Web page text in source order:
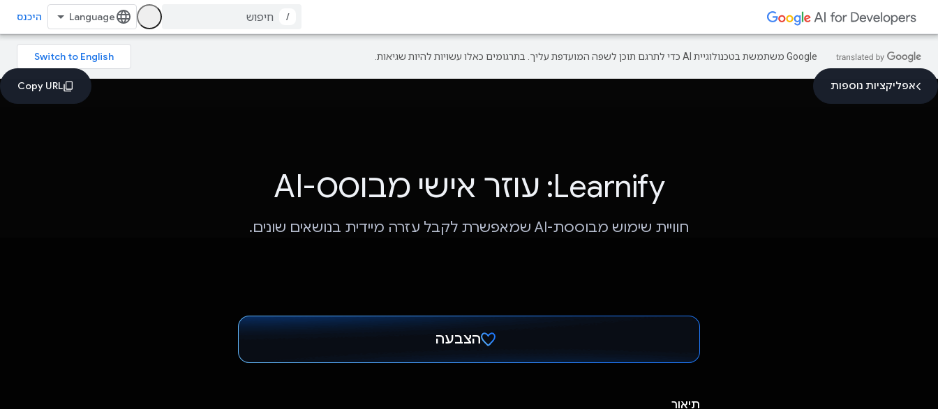
/ היכנס
‫Google משתמשת בטכנולוגיית AI כדי לתרגם תוכן לשפה המועדפת עליך. בתרגומים כאלו עשויות להיות שגיאות.
אפליקציות נוספות
Learnify: עוזר אישי מבוסס-AI
חוויית שימוש מבוססת-AI שמאפשרת לקבל עזרה מיידית בנושאים שונים.
הצבעה
תיאור